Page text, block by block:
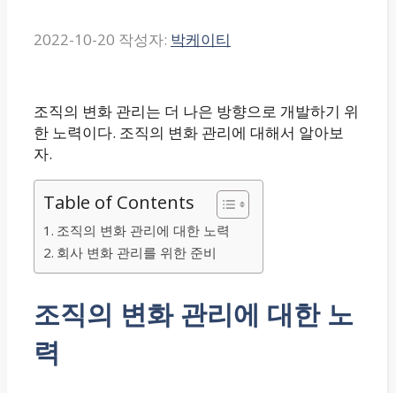
2022-10-20 작성자: 박케이티
조직의 변화 관리는 더 나은 방향으로 개발하기 위
한 노력이다. 조직의 변화 관리에 대해서 알아보
자.
Table of Contents
조직의 변화 관리에 대한 노력
회사 변화 관리를 위한 준비
조직의 변화 관리에 대한 노
력